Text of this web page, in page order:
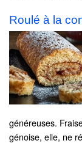
Roulé à la
généreuses.
génoise, elle, ne